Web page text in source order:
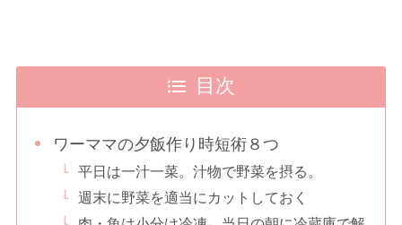
目次
ワーママの夕飯作り時短術８つ
平日は一汁一菜。汁物で野菜を摂る。
週末に野菜を適当にカットしておく